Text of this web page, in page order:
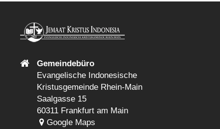
Gemeindebüro
Evangelische Indonesische
Kristusgemeinde Rhein-Main
Saalgasse 15
60311 Frankfurt am Main
Google Maps